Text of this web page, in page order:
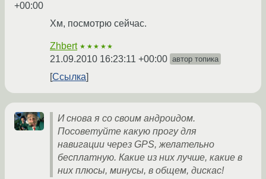
+00:00
Хм, посмотрю сейчас.
Zhbert ★★★★★
21.09.2010 16:23:11 +00:00 автор топика
Ссылка
И снова я со своим андроидом.
Посоветуйте какую прогу для
навигации через GPS, желательно
бесплатную. Какие из них лучше, какие в
них плюсы, минусы, в общем, дискас!